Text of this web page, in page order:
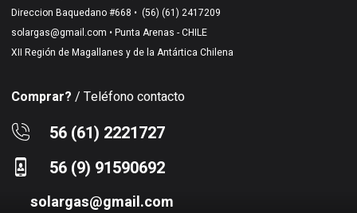
Direccion Baquedano #668 • (56) (61) 2417209
solargas@gmail.com • Punta Arenas - CHILE
XII Región de Magallanes y de la Antártica Chilena
Comprar? / Teléfono contacto
56 (61) 2221727
56 (9) 91590692
solargas@gmail.com